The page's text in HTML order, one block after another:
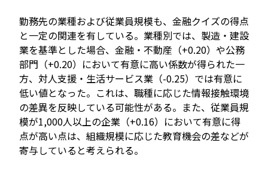
勤務先の業種および従業員規模も、金融クイズの得点
と一定の関連を有している。業種別では、製造・建設
業を基準とした場合、金融・不動産（+0.20）や公務
部門（+0.20）において有意に高い係数が得られた一
方、対人支援・生活サービス業（-0.25）では有意に
低い値となった。これは、職種に応じた情報接触環境
の差異を反映している可能性がある。また、従業員規
模が1,000人以上の企業（+0.16）において有意に得
点が高い点は、組織規模に応じた教育機会の差などが
寄与していると考えられる。